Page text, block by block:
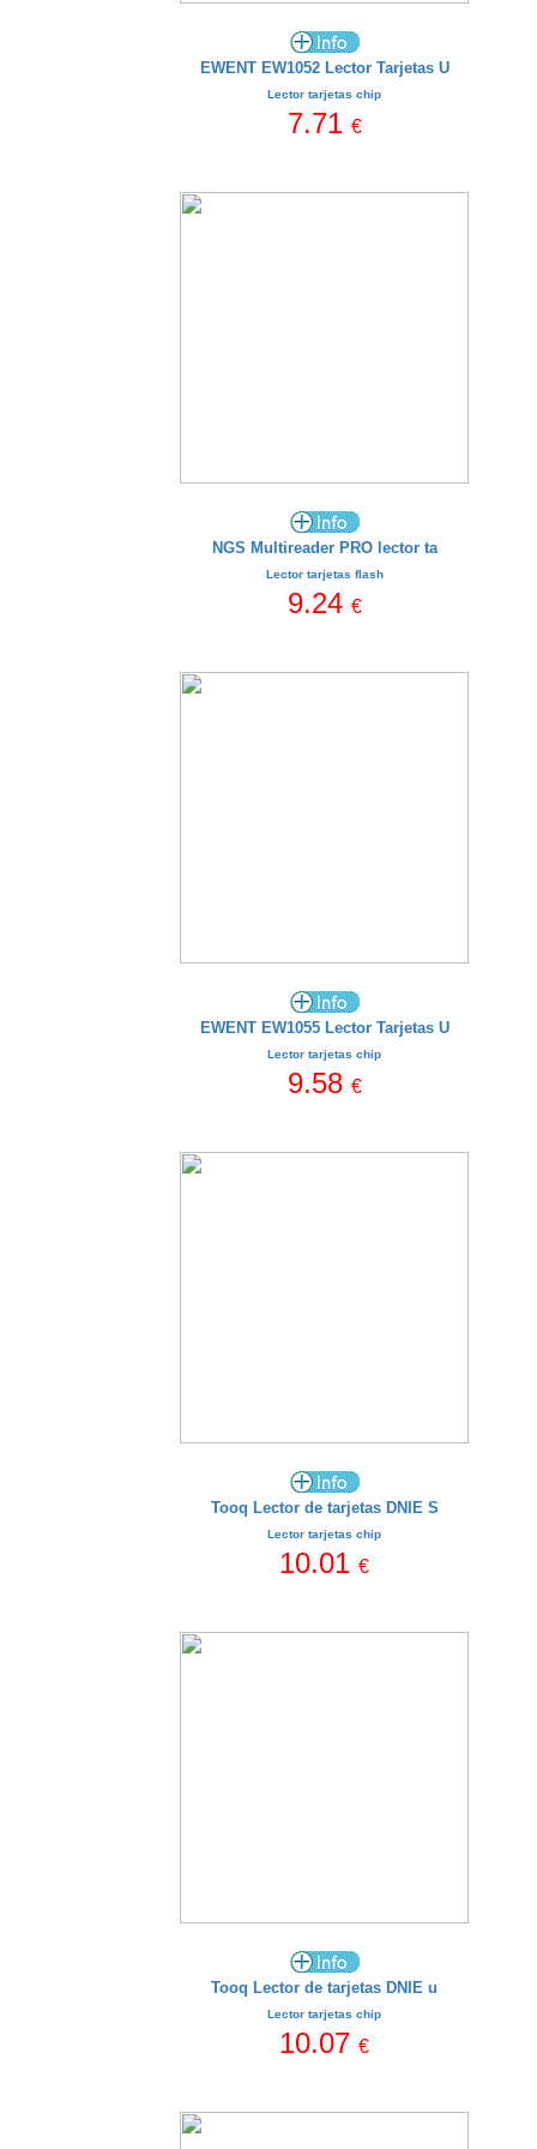
EWENT EW1052 Lector Tarjetas U
Lector tarjetas chip
7.71 €
NGS Multireader PRO lector ta
Lector tarjetas flash
9.24 €
EWENT EW1055 Lector Tarjetas U
Lector tarjetas chip
9.58 €
Tooq Lector de tarjetas DNIE S
Lector tarjetas chip
10.01 €
Tooq Lector de tarjetas DNIE u
Lector tarjetas chip
10.07 €